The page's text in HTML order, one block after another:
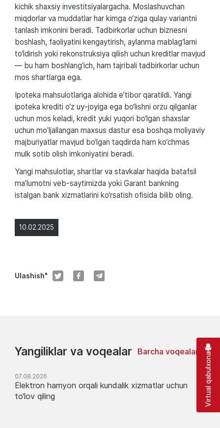
10.02.2025
Ulashish"
kichik shaxsiy investitsiyalargacha. Moslashuvchan
miqdorlar va muddatlar har kimga o‘ziga qulay variantni
tanlash imkonini beradi. Tadbirkorlar uchun biznesni
boshlash, faoliyatini kengaytirish, aylanma mablag‘larni
to‘ldirish yoki rekonstruksiya qilish uchun kreditlar mavjud
— bu ham boshlang‘ich, ham tajribali tadbirkorlar uchun
mos shartlarga ega.
Ipoteka mahsulotlariga alohida e’tibor qaratildi. Yangi
ipoteka krediti o‘z uy-joyiga ega bo‘lishni orzu qilganlar
uchun mos keladi, kredit yuki yuqori bo‘lgan shaxslar
uchun mo'ljallangan maxsus dastur esa boshqa moliyaviy
majburiyatlar mavjud bo‘lgan taqdirda ham ko‘chmas
mulk sotib olish imkoniyatini beradi.
Yangi mahsulotlar, shartlar va stavkalar haqida batafsil
ma’lumotni veb-saytimizda yoki Garant bankning
istalgan bank xizmatlarini ko‘rsatish ofisida bilib oling.
Yangiliklar va voqealar Barcha voqealar
07.08.2026
Elektron hamyon orqali kundalik xizmatlar uchun
to‘lov qiling
Virtual qabulxona